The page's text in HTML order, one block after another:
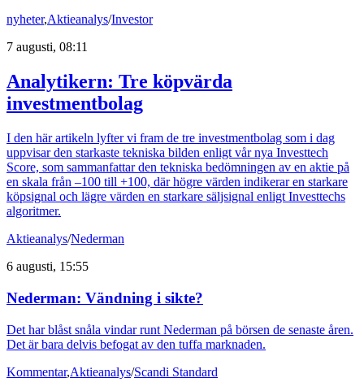
nyheter,Aktieanalys/Investor
7 augusti, 08:11
Analytikern: Tre köpvärda
investmentbolag
I den här artikeln lyfter vi fram de tre investmentbolag som i dag
uppvisar den starkaste tekniska bilden enligt vår nya Investtech
Score, som sammanfattar den tekniska bedömningen av en aktie på
en skala från –100 till +100, där högre värden indikerar en starkare
köpsignal och lägre värden en starkare säljsignal enligt Investtechs
algoritmer.
Aktieanalys/Nederman
6 augusti, 15:55
Nederman: Vändning i sikte?
Det har blåst snåla vindar runt Nederman på börsen de senaste åren.
Det är bara delvis befogat av den tuffa marknaden.
Kommentar,Aktieanalys/Scandi Standard